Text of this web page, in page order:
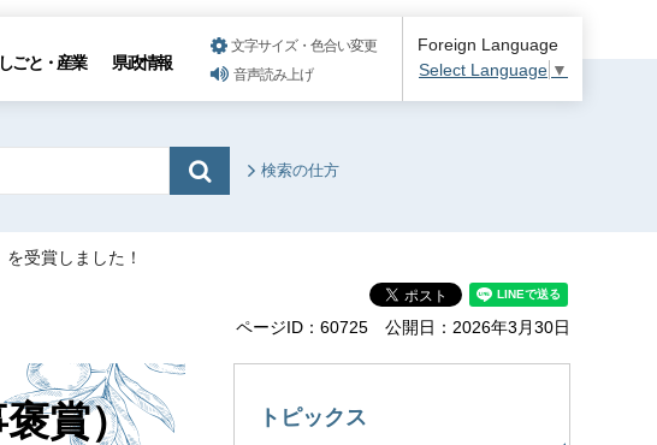
しごと・産業 県政情報
文字サイズ・色合い変更
音声読み上げ
Foreign Language
Select Language ▼
検索の仕方
受賞しました！
ページID：60725 公開日：2026年3月30日
賞）
トピックス